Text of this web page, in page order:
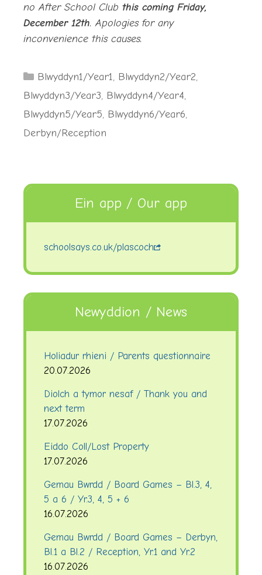
no After School Club this coming Friday,
December 12th. Apologies for any
inconvenience this causes.
Categories
Blwyddyn1/Year1, Blwyddyn2/Year2,
Blwyddyn3/Year3, Blwyddyn4/Year4,
Blwyddyn5/Year5, Blwyddyn6/Year6,
Derbyn/Reception
Ein app / Our app
schoolsays.co.uk/plascoch
Newyddion / News
Holiadur rhieni / Parents questionnaire
20.07.2026
Diolch a tymor nesaf / Thank you and
next term
17.07.2026
Eiddo Coll/Lost Property
17.07.2026
Gemau Bwrdd / Board Games – Bl.3, 4,
5 a 6 / Yr.3, 4, 5 + 6
16.07.2026
Gemau Bwrdd / Board Games – Derbyn,
Bl.1 a Bl.2 / Reception, Yr.1 and Yr.2
16.07.2026